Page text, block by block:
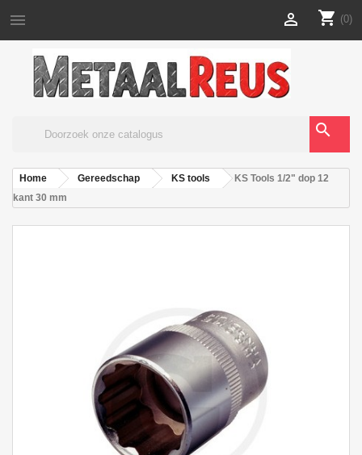
 shopping_cart (0)

search
Home Gereedschap KS tools
KS Tools 1/2" dop 12
kant 30 mm